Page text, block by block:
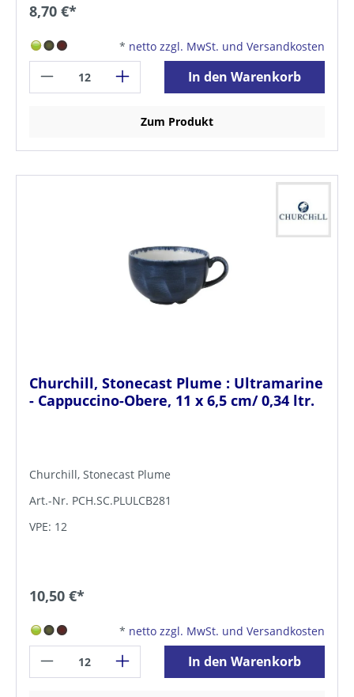
8,70 €*
* netto zzgl. MwSt. und Versandkosten
In den Warenkorb
Zum Produkt
Churchill, Stonecast Plume : Ultramarine
- Cappuccino-Obere, 11 x 6,5 cm/ 0,34 ltr.
Churchill, Stonecast Plume
Art.-Nr. PCH.SC.PLULCB281
VPE: 12
10,50 €*
* netto zzgl. MwSt. und Versandkosten
In den Warenkorb